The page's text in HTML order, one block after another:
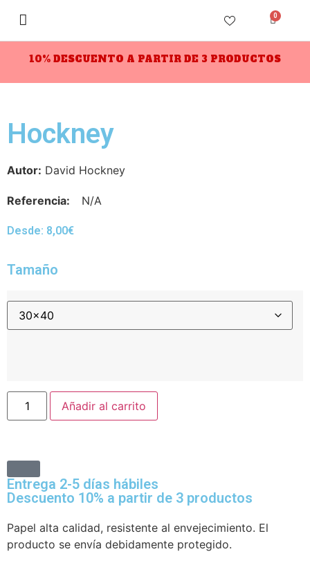
0
10% DESCUENTO A PARTIR DE 3 PRODUCTOS
Hockney
Autor: David Hockney
Referencia: N/A
Desde: 8,00€
Tamaño
Añadir al carrito
Entrega 2-5 días hábiles
Descuento 10% a partir de 3 productos
Papel alta calidad, resistente al envejecimiento. El
producto se envía debidamente protegido.